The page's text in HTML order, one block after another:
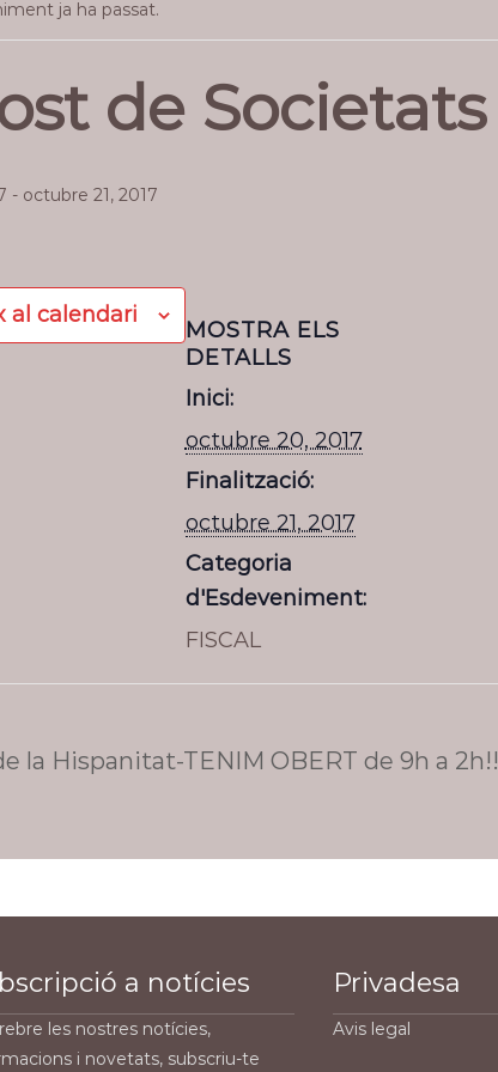
ja ha passat.
de Societats
- octubre 21, 2017
al calendari
MOSTRA ELS
DETALLS
Inici:
octubre 20, 2017
Finalització:
octubre 21, 2017
Categoria
d'Esdeveniment:
FISCAL
la Hispanitat-TENIM OBERT de 9h a 2h!!
a notícies
les nostres notícies,
i novetats, subscriu-te
Privadesa
Avis legal